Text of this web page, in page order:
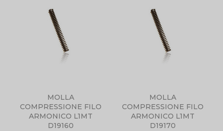
MOLLA
COMPRESSIONE FILO
ARMONICO L1MT
D19160
CONTATTARCI
TELEFONICAMENTE
O TRAMITE EMAIL.
MOLLA
COMPRESSIONE FILO
ARMONICO L1MT
D19170